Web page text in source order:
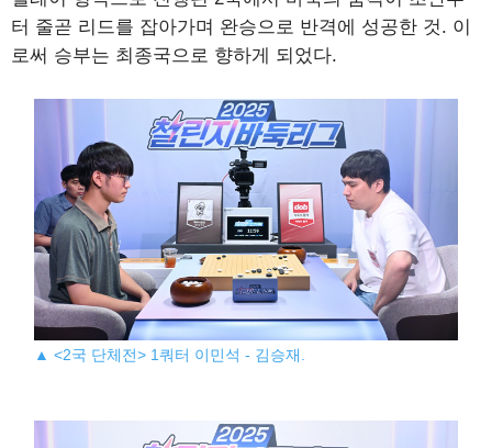
터 줄곧 리드를 잡아가며 완승으로 반격에 성공한 것. 이
로써 승부는 최종국으로 향하게 되었다.
▲ <2국 단체전> 1쿼터 이민석 - 김승재.